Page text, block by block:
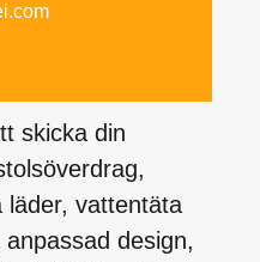
skicka din
läder, vattentäta
design,